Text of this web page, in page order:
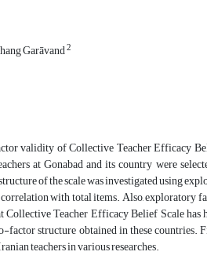
Garāvand2
validity of Collective Teacher Efficacy
at Gonabad and its country were
of the scale was investigated using
with total items. Also,
Teacher Efficacy Belief Scale
structure obtained in these
teachers in various researches.